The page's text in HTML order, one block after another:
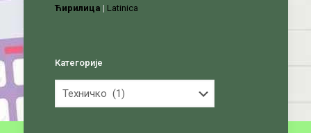
Ћирилица | Latinica
Категорије